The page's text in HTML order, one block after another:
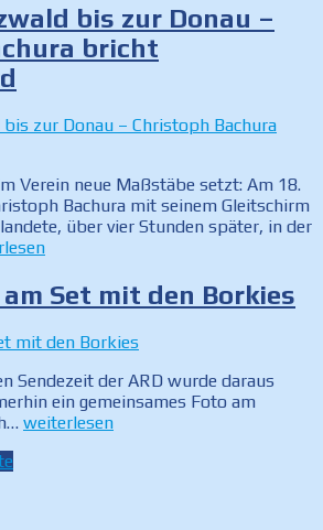
X-
Trophy
in
zum
vollen
bis zur Donau –
bricht
Verein neue Maßstäbe setzt: Am 18.
Bachura mit seinem Gleitschirm
über vier Stunden später, in der
Set mit den Borkies
Sendezeit der ARD wurde daraus
ein gemeinsames Foto am
„Axel
weiterlesen